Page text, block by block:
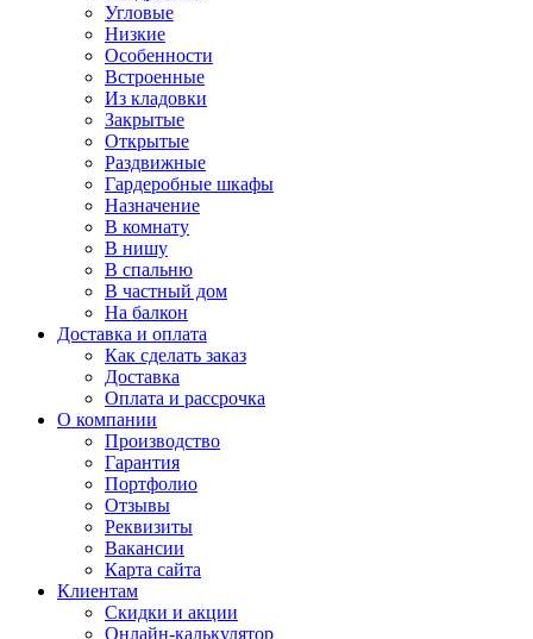
Угловые
Низкие
Особенности
Встроенные
Из кладовки
Закрытые
Открытые
Раздвижные
Гардеробные шкафы
Назначение
В комнату
В нишу
В спальню
В частный дом
На балкон
Доставка и оплата
Как сделать заказ
Доставка
Оплата и рассрочка
О компании
Производство
Гарантия
Портфолио
Отзывы
Реквизиты
Вакансии
Карта сайта
Клиентам
Скидки и акции
Онлайн-калькулятор